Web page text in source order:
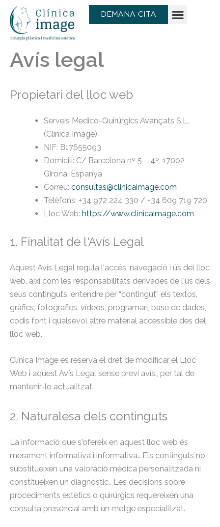
Saltar
contingut
DEMANA CITA
Avís legal
Propietari del lloc web
Serveis Medico-Quirúrgics Avançats S.L.
(Clínica Image)
NIF: B17655093
Domicili: C/ Barcelona nº 5 – 4º, 17002
Girona, Espanya
Correu:consultas@clinicaimage.com
Telèfons: +34 972 224 330 / +34 609 719 720
Lloc Web:https://www.clinicaimage.com
1. Finalitat de l'Avís Legal
Aquest Avís Legal regula l'accés, navegació i ús del lloc
web, així com les responsabilitats derivades de l'ús dels
seus continguts, entendre per “contingut” els textos,
gràfics, fotografies, vídeos, programari, base de dades,
codis font i qualsevol altre material accessible des del
lloc web.
Clínica Image es reserva el dret de modificar el Lloc
Web i aquest Avís Legal sense previ avís., per tal de
mantenir-lo actualitzat.
2. Naturalesa dels continguts
La informació que s'ofereix en aquest lloc web és
merament informativa i informativa.. Els continguts no
substitueixen una valoració mèdica personalitzada ni
constitueixen un diagnòstic.. Les decisions sobre
procediments estètics o quirúrgics requereixen una
consulta presencial amb un metge especialitzat.